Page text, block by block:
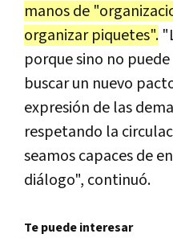
manos de
organizar piquetes".
porque sino no
buscar un nuevo
expresión de las
respetando la
seamos capaces de
diálogo", continuó.
Te puede interesar